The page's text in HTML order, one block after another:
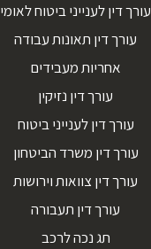
עורך דין לענייני ביטוח לאומי
עורך דין תאונות עבודה
אחריות מעבידים
עורך דין נזיקין
עורך דין לענייני ביטוח
עורך דין משרד הביטחון
עורך דין צוואות וירושות
עורך דין תעבורה
תג נכה לרכב